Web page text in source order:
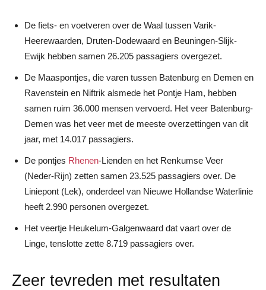
De fiets- en voetveren over de Waal tussen Varik-
Heerewaarden, Druten-Dodewaard en Beuningen-Slijk-
Ewijk hebben samen 26.205 passagiers overgezet.
De Maaspontjes, die varen tussen Batenburg en Demen en
Ravenstein en Niftrik alsmede het Pontje Ham, hebben
samen ruim 36.000 mensen vervoerd. Het veer Batenburg-
Demen was het veer met de meeste overzettingen van dit
jaar, met 14.017 passagiers.
De pontjes Rhenen-Lienden en het Renkumse Veer
(Neder-Rijn) zetten samen 23.525 passagiers over. De
Liniepont (Lek), onderdeel van Nieuwe Hollandse Waterlinie
heeft 2.990 personen overgezet.
Het veertje Heukelum-Galgenwaard dat vaart over de
Linge, tenslotte zette 8.719 passagiers over.
Zeer tevreden met resultaten